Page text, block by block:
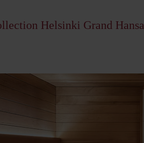
Helsinki Grand Hansa